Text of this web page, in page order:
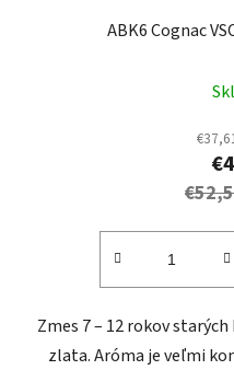
ABK6 Cognac
Zmes 7 – 12 rokov
zlata. Aróma je veľmi